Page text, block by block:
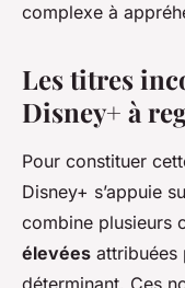
complexe à
Les titres
Disney+ à
Pour constituer
Disney+ s’appuie
combine plusieurs
élevées attribuées